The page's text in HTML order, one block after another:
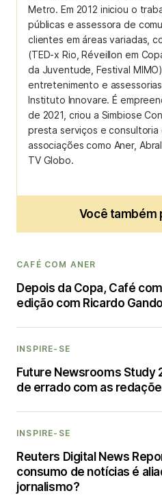
Metro. Em 2012 iniciou o
públicas e assessora de
clientes em áreas variadas,
(TED-x Rio, Réveillon em
da Juventude, Festival
entretenimento e
Instituto Innovare. É
de 2021, criou a Simbiose
presta serviços e consultoria
associações como Aner,
TV Globo.
Você também
CAFÉ COM ANER
Depois da Copa, Café
edição com Ricardo
INSPIRE-SE
Future Newsrooms Study
de errado com as
INSPIRE-SE
Reuters Digital News
consumo de notícias é
jornalismo?